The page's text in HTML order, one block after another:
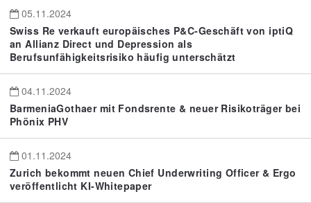
05.11.2024
Swiss Re verkauft europäisches P&C-Geschäft von iptiQ
an Allianz Direct und Depression als
Berufsunfähigkeitsrisiko häufig unterschätzt
04.11.2024
BarmeniaGothaer mit Fondsrente & neuer Risikoträger bei
Phönix PHV
01.11.2024
Zurich bekommt neuen Chief Underwriting Officer & Ergo
veröffentlicht KI-Whitepaper